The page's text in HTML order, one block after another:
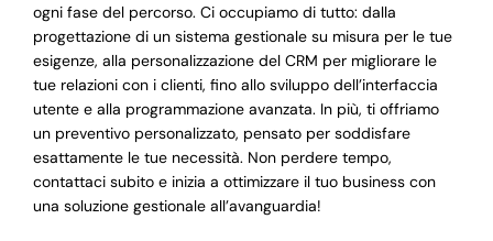
ogni fase del percorso. Ci occupiamo di tutto: dalla
progettazione di un sistema gestionale su misura per le tue
esigenze, alla personalizzazione del CRM per migliorare le
tue relazioni con i clienti, fino allo sviluppo dell’interfaccia
utente e alla programmazione avanzata. In più, ti offriamo
un preventivo personalizzato, pensato per soddisfare
esattamente le tue necessità. Non perdere tempo,
contattaci subito e inizia a ottimizzare il tuo business con
una soluzione gestionale all’avanguardia!